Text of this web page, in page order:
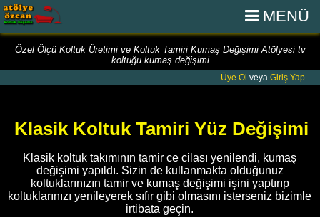
MENÜ
Özel Ölçü Koltuk Üretimi ve Koltuk Tamiri Kumaş Değişimi Atölyesi tv
koltuğu kumaş değişimi
Üye Ol veya Giriş Yap
Klasik Koltuk Tamiri Yüz Değişimi
Klasik koltuk takımının tamir ce cilası yenilendi, kumaş
değişimi yapıldı. Sizin de kullanmakta olduğunuz
koltuklarınızın tamir ve kumaş değişimi işini yaptırıp
koltuklarınızı yenileyerek sıfır gibi olmasını isterseniz bizimle
irtibata geçin.